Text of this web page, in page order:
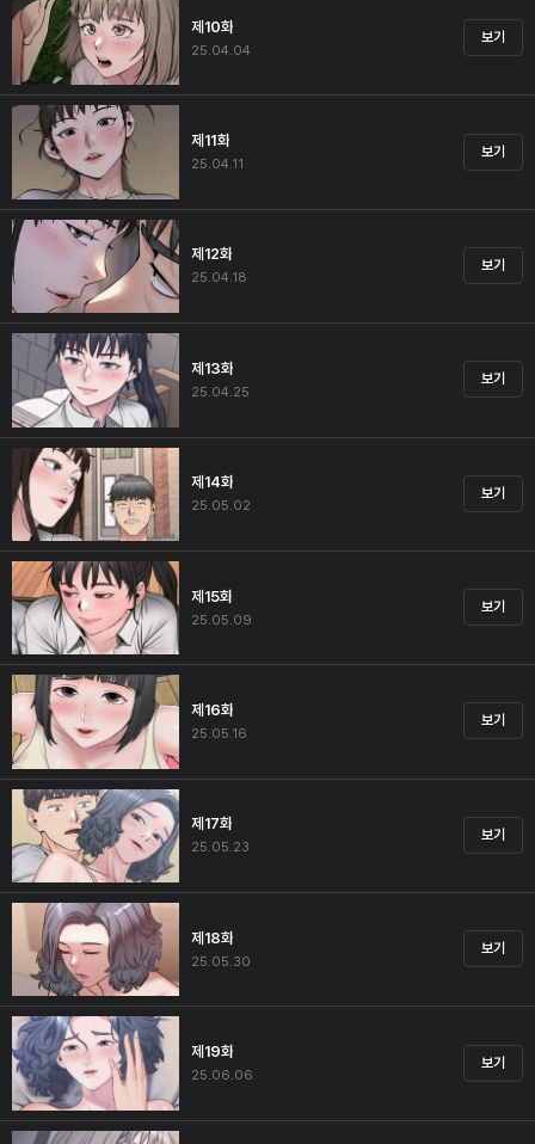
제10화
25.04.04
보기
제11화
25.04.11
보기
제12화
25.04.18
보기
제13화
25.04.25
보기
제14화
25.05.02
보기
제15화
25.05.09
보기
제16화
25.05.16
보기
제17화
25.05.23
보기
제18화
25.05.30
보기
제19화
25.06.06
보기